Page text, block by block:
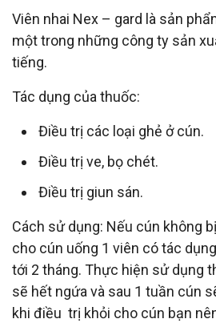
Viên nhai Nex – gard là sản
một trong những công ty sản
tiếng.
Tác dụng của thuốc:
Điều trị các loại ghẻ ở cún.
Điều trị ve, bọ chét.
Điều trị giun sán.
Cách sử dụng: Nếu cún không
cho cún uống 1 viên có tác
tới 2 tháng. Thực hiện sử dụng
sẽ hết ngứa và sau 1 tuần cún
khi điều trị khỏi cho cún bạn